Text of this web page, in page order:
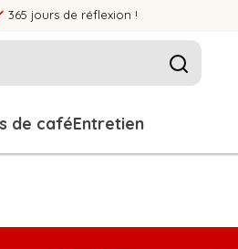
365 jours de réflexion !
de caféEntretien